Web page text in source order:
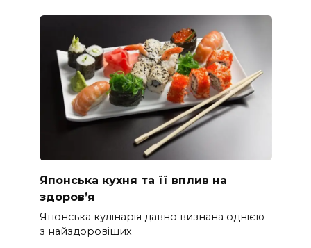
Японська кухня та її вплив на
здоров’я
Японська кулінарія давно визнана однією
з найздоровіших